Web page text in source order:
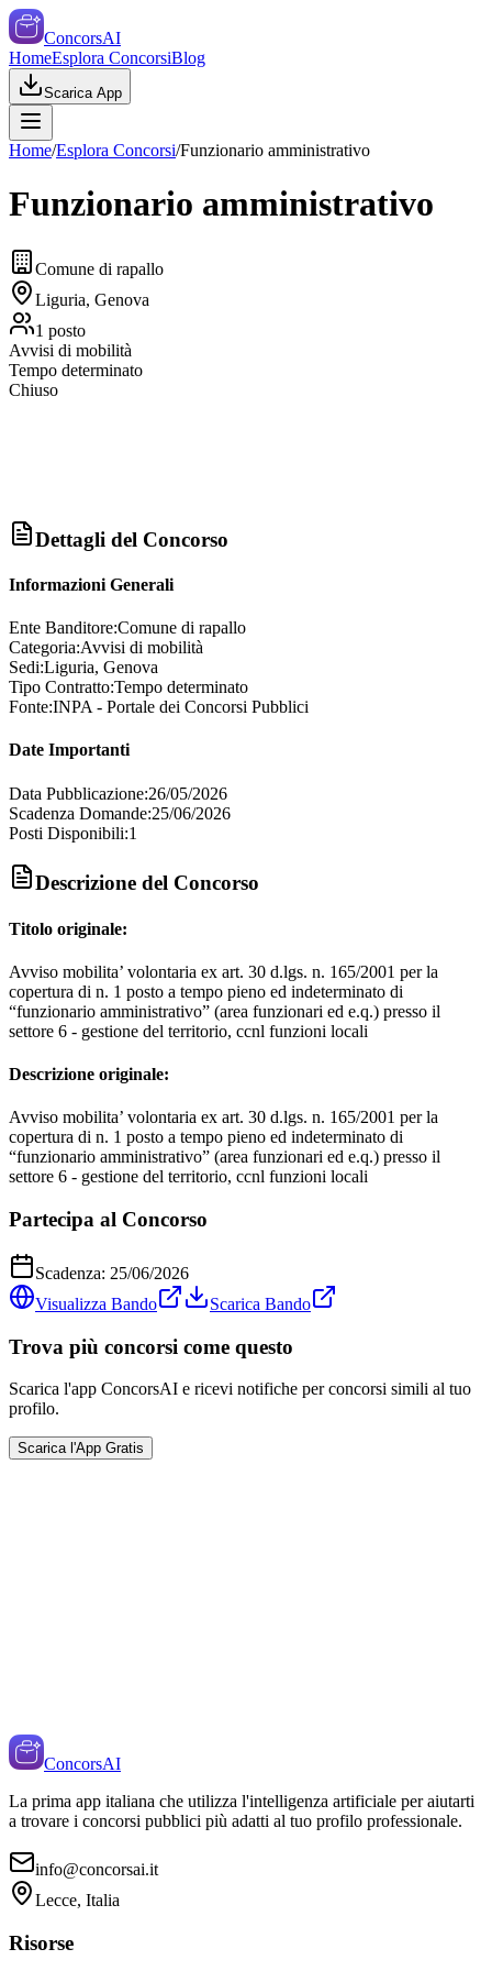
ConcorsAI
HomeEsplora ConcorsiBlog
Scarica App
Home/Esplora Concorsi/Funzionario amministrativo
Funzionario amministrativo
Comune di rapallo
Liguria, Genova
1 posto
Avvisi di mobilità
Tempo determinato
Chiuso
Dettagli del Concorso
Informazioni Generali
Ente Banditore:Comune di rapallo
Categoria:Avvisi di mobilità
Sedi:Liguria, Genova
Tipo Contratto:Tempo determinato
Fonte:INPA - Portale dei Concorsi Pubblici
Date Importanti
Data Pubblicazione:26/05/2026
Scadenza Domande:25/06/2026
Posti Disponibili:1
Descrizione del Concorso
Titolo originale:
Avviso mobilita’ volontaria ex art. 30 d.lgs. n. 165/2001 per la
copertura di n. 1 posto a tempo pieno ed indeterminato di
“funzionario amministrativo” (area funzionari ed e.q.) presso il
settore 6 - gestione del territorio, ccnl funzioni locali
Descrizione originale:
Avviso mobilita’ volontaria ex art. 30 d.lgs. n. 165/2001 per la
copertura di n. 1 posto a tempo pieno ed indeterminato di
“funzionario amministrativo” (area funzionari ed e.q.) presso il
settore 6 - gestione del territorio, ccnl funzioni locali
Partecipa al Concorso
Scadenza: 25/06/2026
Visualizza Bando
Scarica Bando
Trova più concorsi come questo
Scarica l'app ConcorsAI e ricevi notifiche per concorsi simili al tuo
profilo.
Scarica l'App Gratis
ConcorsAI
La prima app italiana che utilizza l'intelligenza artificiale per aiutarti
a trovare i concorsi pubblici più adatti al tuo profilo professionale.
info@concorsai.it
Lecce, Italia
Risorse